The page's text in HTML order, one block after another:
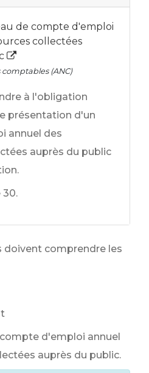
de compte d'emploi
collectées
(ANC)
à l'obligation
présentation d'un
annuel des
auprès du public
30.
doivent comprendre les
d'emploi annuel
auprès du public.